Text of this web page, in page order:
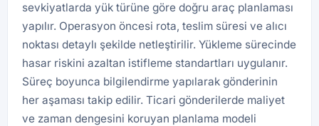
sevkiyatlarda yük türüne göre doğru araç planlaması
yapılır. Operasyon öncesi rota, teslim süresi ve alıcı
noktası detaylı şekilde netleştirilir. Yükleme sürecinde
hasar riskini azaltan istifleme standartları uygulanır.
Süreç boyunca bilgilendirme yapılarak gönderinin
her aşaması takip edilir. Ticari gönderilerde maliyet
ve zaman dengesini koruyan planlama modeli